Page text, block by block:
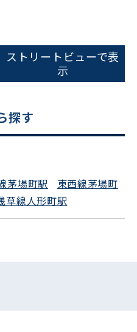
213
ストリートビューで表
示
探す
茅場町駅
東西線茅場町
草線人形町駅